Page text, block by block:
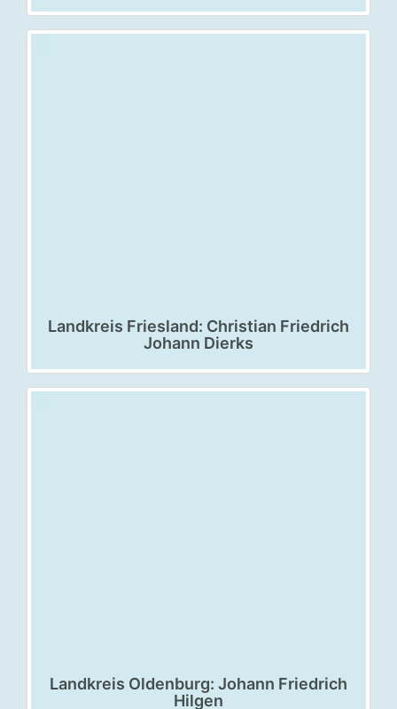
Landkreis Friesland: Christian Friedrich
Johann Dierks
Landkreis Oldenburg: Johann Friedrich
Hilgen